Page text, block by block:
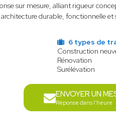
sur mesure, alliant rigueur
durable, fonctionnelle et
6 types de
Construction
Rénovation
Surélévation
ENVOYER UN
Réponse dans l'heure